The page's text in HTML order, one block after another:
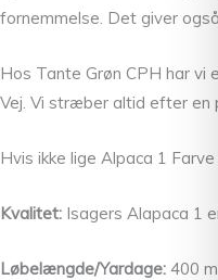
fornemmelse. Det giver
Hos Tante Grøn CPH har vi
Vej. Vi stræber altid efter en
Hvis ikke lige Alpaca 1
Kvalitet: Isagers Alapaca 1
Løbelængde/Yardage: 400